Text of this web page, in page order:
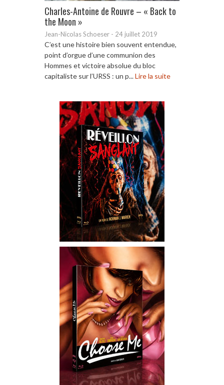
Charles-Antoine de Rouvre – « Back to
the Moon »
Jean-Nicolas Schoeser - 24 juillet 2019
C’est une histoire bien souvent entendue,
point d’orgue d’une communion des
Hommes et victoire absolue du bloc
capitaliste sur l’URSS : un p...Lire la suite